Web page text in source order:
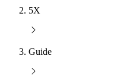
5X
Guide